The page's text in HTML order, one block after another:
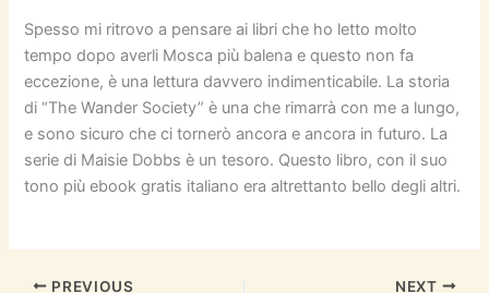
Spesso mi ritrovo a pensare ai libri che ho letto molto
tempo dopo averli Mosca più balena e questo non fa
eccezione, è una lettura davvero indimenticabile. La storia
di “The Wander Society” è una che rimarrà con me a lungo,
e sono sicuro che ci tornerò ancora e ancora in futuro. La
serie di Maisie Dobbs è un tesoro. Questo libro, con il suo
tono più ebook gratis italiano era altrettanto bello degli altri.
PREVIOUS NEXT